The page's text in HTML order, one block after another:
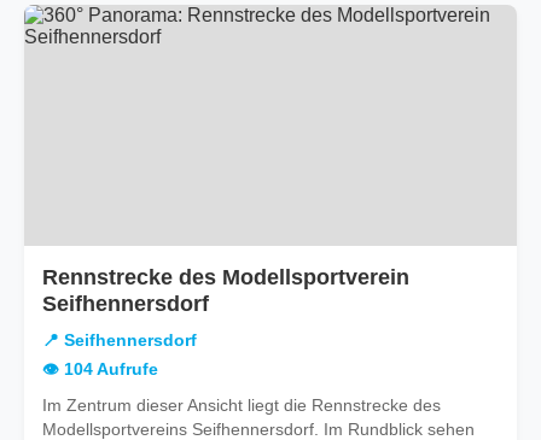
Rennstrecke des Modellsportverein
Seifhennersdorf
📍 Seifhennersdorf
👁️ 104 Aufrufe
Im Zentrum dieser Ansicht liegt die Rennstrecke des
Modellsportvereins Seifhennersdorf. Im Rundblick sehen